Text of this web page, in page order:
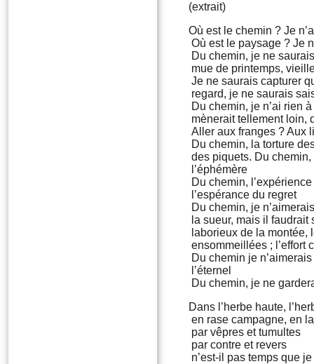
(extrait)
Où est le chemin ? Je
Où est le paysage ? Je
Du chemin, je ne
mue de printemps,
Je ne saurais capturer
regard, je ne saurais
Du chemin, je n’ai rien
mènerait tellement loin,
Aller aux franges ? Aux
Du chemin, la torture
des piquets. Du
l’éphémère
Du chemin, l’expérience
l’espérance du regret
Du chemin, je
la sueur, mais il faudrait
laborieux de la montée,
ensommeillées ; l’effort
Du chemin je
l’éternel
Du chemin, je ne
Dans l’herbe haute,
en rase campagne, en
par vêpres et tumultes
par contre et revers
n’est-il pas temps que